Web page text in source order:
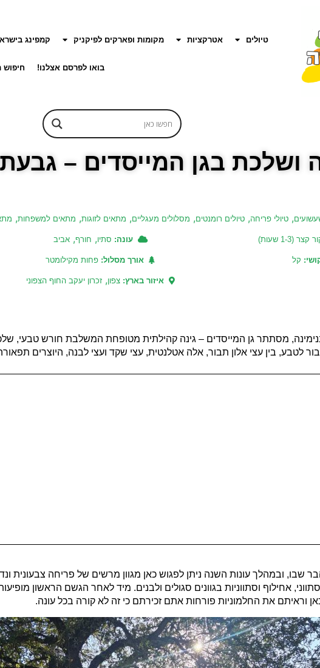
טיולים אטרקציות מקומות ופארקים לפיקניק קמפינג
בואו לפרסם אצלנו!
ושלכת בגן המייסדים –
, טיולי פריחה, טיולים רומנטים, מסלולים מעגליים, מתאים לזוגות, מתאים למשפחות,
קצר (1-3 שעות) עונה: סתיו, חורף, אביב
קל אורך מסלול: פחות מקילומטר
איזור בארץ:צפון, זכרון יעקב החוף הצפוני
מסתתר גן המייסדים – גינה קהילתית מטופחת המשלבת חורש טבעי,
לטבע, בין עצי אלון תבור, אלה אטלנטית, עצי שקד ועצי לבנה, היוצרים
שבו, ובמהלך עונות השנה ניתן לפגוש כאן מגוון מרשים של פריחה צבעונית
אחילוף וסתווניות בגוונים סגולים ולבנים. מיד לאחר הגשם הראשון
וראיתם את החלמוניות פורחות אתם זכירתם כי זה לא קורה בכל עונה.